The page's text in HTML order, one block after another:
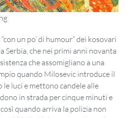
un po’ di humour” dei kosovari
Serbia, che nei primi anni novanta
che assomigliano a una
quando Milosevic introduce il
le luci e mettono candele alle
in strada per cinque minuti e
quando arriva la polizia non